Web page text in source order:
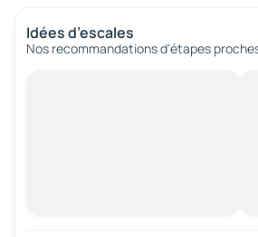
Idées d’escales
Nos recommandations d'étapes